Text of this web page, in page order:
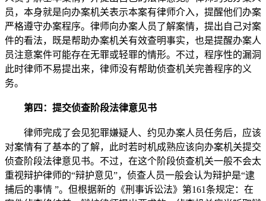
员，本身就是向办案机关表示本案有律师介入，提醒他们办案
严格遵守办案程序。律师向办案人员了解案情，提出自己对案
件的看法，既是帮助办案机关有效查明事实，也是提醒办案人
员注意案件可能存在无罪或轻罪的情形。不过，程序性的漏洞
此时律师不易提出来，律师没有帮助侦查机关完善程序的义
务。
第四：提交侦查阶段法律意见书
律师完成了会见犯罪嫌疑人、约见办案人员任务后，应该
对案情有了基本的了解，此时若时机成熟应该向办案机关提交
侦查阶段法律意见书。不过，在这个阶段侦查机关一般不会太
重视辩护律师的“辩护意见”，侦查人员一般会认为辩护是“逮
捕后的事情 ”。但根据新的《刑事诉讼法》第161条规定：在